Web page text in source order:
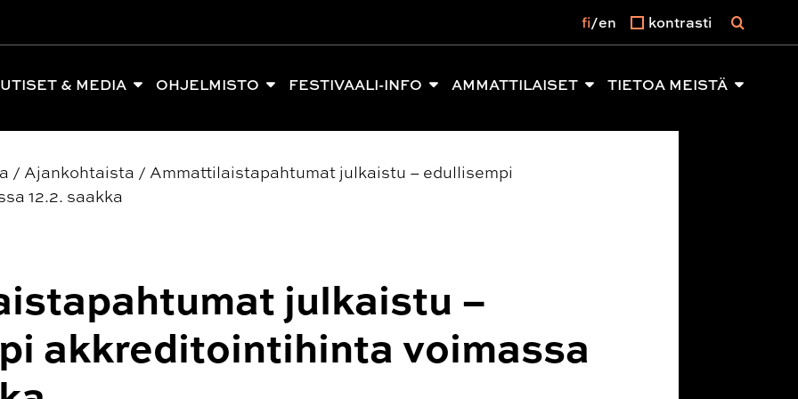
& MEDIA OHJELMISTO FESTIVAALI-INFO AMMATTILAISET TIETOA MEISTÄ
fi en kontrasti
/ Ajankohtaista / Ammattilaistapahtumat julkaistu – edullisempi
12.2. saakka
julkaistu –
akkreditointihinta voimassa